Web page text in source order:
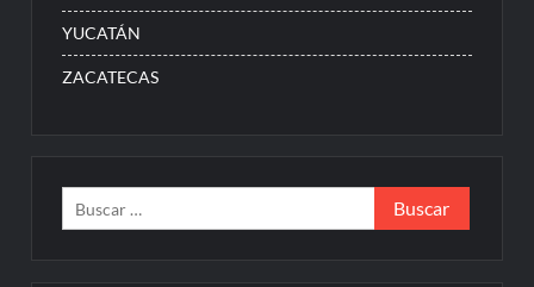
YUCATÁN
ZACATECAS
Buscar: